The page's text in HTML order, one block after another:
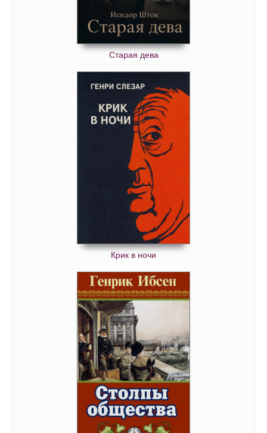
Старая дева
Крик в ночи